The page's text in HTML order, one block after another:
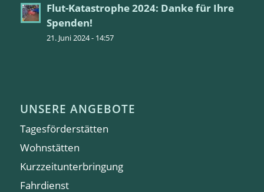
Flut-Katastrophe 2024: Danke für Ihre
Spenden!
21. Juni 2024 - 14:57
UNSERE ANGEBOTE
Tagesförderstätten
Wohnstätten
Kurzzeitunterbringung
Fahrdienst